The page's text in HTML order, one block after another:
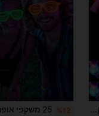
10/5/1pc-שריקה עם נצנצים,שריקה זוהרת בחושך,מתנה למסיבת יום הולדת,שריקה מהנה,אספקה למשחקי מסיבה,מושלם כמתנות למסיבה,מתנות יום הולדת,מתנות לחתונה,מקור קול למסיבה,מסיבת קרנבל,אספקה למסיבת זוהר.מתנות קטנות לחזרה לבית הספר,גם כפרסים לכיתה,הלווין,מילוי למתנות למסיבת חג המולד. %12